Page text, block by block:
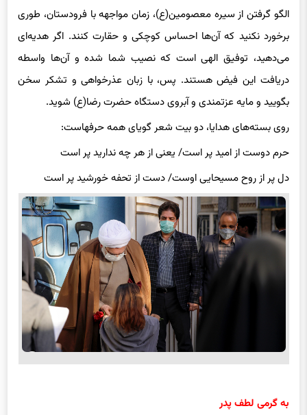
وی در دیدار با خادمان حضرت رضا(ع) می‌اندازد که تأکید می‌کرد: با
الگو گرفتن از سیره معصومین(ع)، زمان مواجهه با فرودستان، طوری
برخورد نکنید که آن‌ها احساس کوچکی و حقارت کنند. اگر هدیه‌ای
می‌دهید، توفیق الهی است که نصیب شما شده و آن‌ها واسطه
دریافت این فیض هستند. پس، با زبان عذرخواهی و تشکر سخن
بگویید و مایه عزتمندی و آبروی دستگاه حضرت رضا(ع) شوید.
روی بسته‌های هدایا، دو بیت شعر گویای همه حرف‎هاست:
حرم دوست از امید پر است/ یعنی از هر چه ندارید پر است
دل پر از روح مسیحایی اوست/ دست از تحفه خورشید پر است